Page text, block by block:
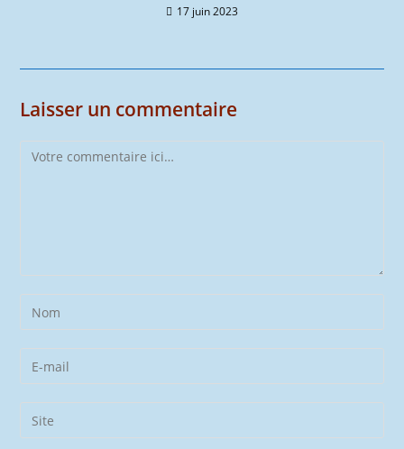
17 juin 2023
Laisser un commentaire
Comment
Enter
your
name
comment
Enter
your
email
address
Saisir
l’URL